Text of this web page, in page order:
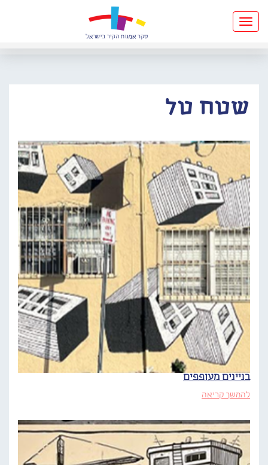
Toggle
navigation
שטח טל
בניינים מעופפים
להמשך קריאה